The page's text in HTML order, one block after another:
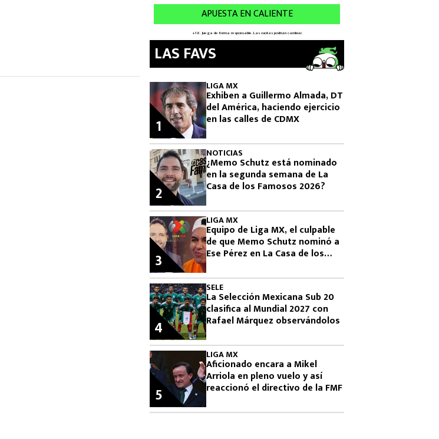
LAS FAVS
LIGA MX
Exhiben a Guillermo Almada, DT
del América, haciendo ejercicio
en las calles de CDMX
1
NOTICIAS
¿Memo Schutz está nominado
en la segunda semana de La
Casa de los Famosos 2026?
2
LIGA MX
Equipo de Liga MX, el culpable
de que Memo Schutz nominó a
Ese Pérez en La Casa de los
3
SELE
La Selección Mexicana Sub 20
clasifica al Mundial 2027 con
Rafael Márquez observándolos
4
LIGA MX
Aficionado encara a Mikel
Arriola en pleno vuelo y así
reaccionó el directivo de la FMF
5